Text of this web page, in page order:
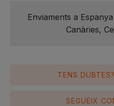
ecològic
Setinat
Piedra
Enviaments a
Canàries,
TENS
SEGUEIX